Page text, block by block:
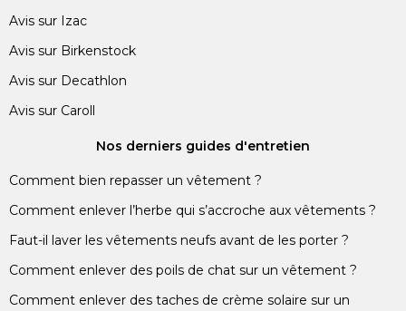
Avis sur Izac
Avis sur Birkenstock
Avis sur Decathlon
Avis sur Caroll
Nos derniers guides d'entretien
Comment bien repasser un vêtement ?
Comment enlever l’herbe qui s’accroche aux vêtements ?
Faut-il laver les vêtements neufs avant de les porter ?
Comment enlever des poils de chat sur un vêtement ?
Comment enlever des taches de crème solaire sur un